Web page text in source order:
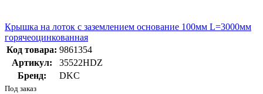
Крышка на лоток с заземлением основание 100мм L=3000мм
горячеоцинкованная
Код товара: 9861354
Артикул:
35522HDZ
Бренд:
DKC
Под заказ